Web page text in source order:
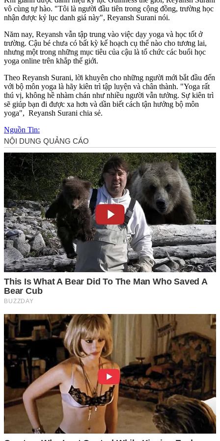
vô cùng tự hào. "Tôi là người đầu tiên trong cộng đồng, trường học
nhận được kỷ lục danh giá này", Reyansh Surani nói.
Năm nay, Reyansh vẫn tập trung vào việc dạy yoga và học tốt ở
trường. Cậu bé chưa có bất kỳ kế hoạch cụ thể nào cho tương lai,
nhưng một trong những mục tiêu của cậu là tổ chức các buổi học
yoga online trên khắp thế giới.
Theo Reyansh Surani, lời khuyên cho những người mới bắt đầu đến
với bộ môn yoga là hãy kiên trì tập luyện và chân thành. "Yoga rất
thú vị, không hề nhàm chán như nhiều người vẫn tưởng. Sự kiên trì
sẽ giúp bạn đi được xa hơn và dần biết cách tận hưởng bộ môn
yoga", Reyansh Surani chia sẻ.
Nguồn Tin: